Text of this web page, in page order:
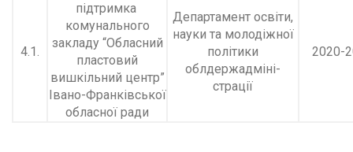
4.1.
підтримка
комунального
закладу “Обласний
пластовий
вишкільний центр”
Івано-Франківської
обласної ради
Департамент освіти,
науки та молодіжної
політики
облдержадміні-
страції
2020-